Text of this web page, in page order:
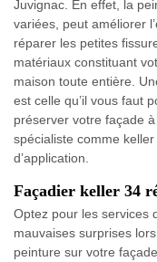
Juvignac. En effet, la
variées, peut améliorer
réparer les petites
matériaux constituant
maison toute entière.
est celle qu’il vous faut
préserver votre façade
spécialiste comme
d’application.
Façadier keller 34
Optez pour les services
mauvaises surprises
peinture sur votre